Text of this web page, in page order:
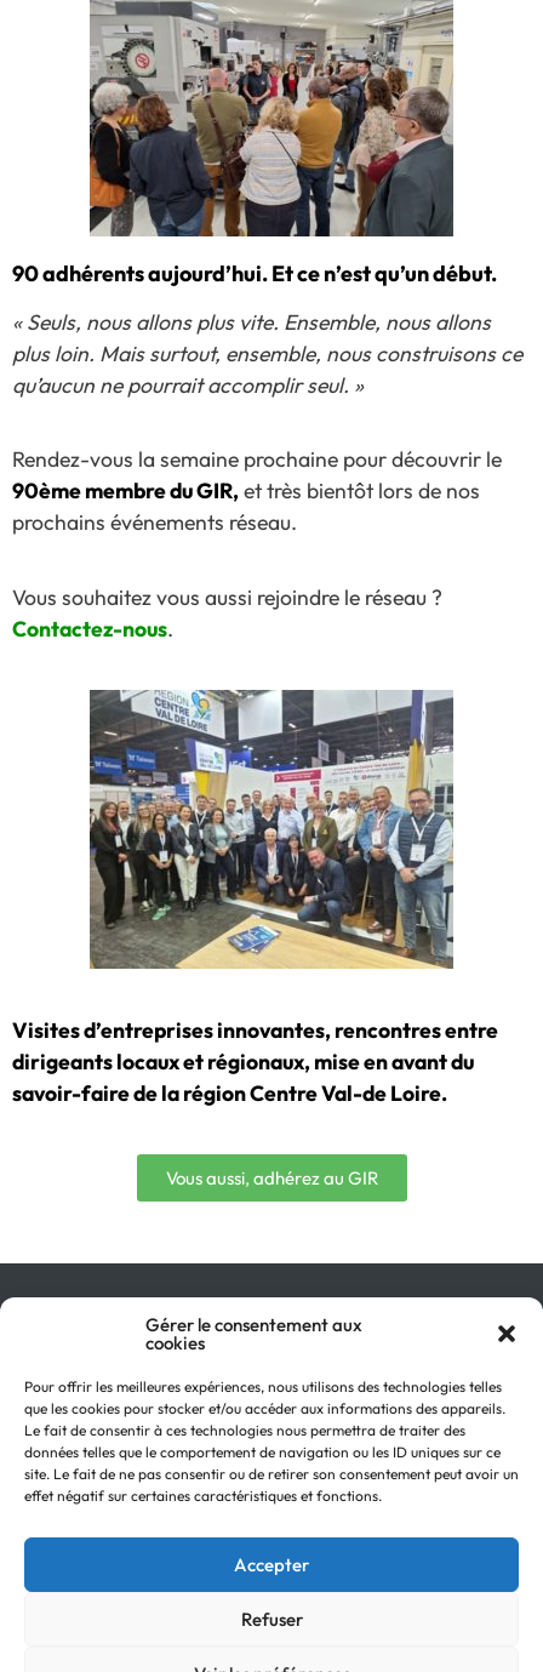
Gérer le consentement aux
cookies
Pour offrir les meilleures expériences, nous utilisons des technologies telles
que les cookies pour stocker et/ou accéder aux informations des appareils.
Le fait de consentir à ces technologies nous permettra de traiter des
données telles que le comportement de navigation ou les ID uniques sur ce
site. Le fait de ne pas consentir ou de retirer son consentement peut avoir un
effet négatif sur certaines caractéristiques et fonctions.
Accepter
Refuser
90 adhérents aujourd’hui. Et ce n’est qu’un début.
« Seuls, nous allons plus vite. Ensemble, nous allons
plus loin. Mais surtout, ensemble, nous construisons ce
qu’aucun ne pourrait accomplir seul. »
Rendez-vous la semaine prochaine pour découvrir le
90ème membre du GIR,et très bientôt lors de nos
prochains événements réseau.
Vous souhaitez vous aussi rejoindre le réseau ?
Contactez-nous.
Visites d’entreprises innovantes, rencontres entre
dirigeants locaux et régionaux, mise en avant du
savoir-faire de la région Centre Val-de Loire.
Vous aussi, adhérez au GIR
Qu’est-ce que le GIR ?
Pourquoi adhérer ?
On parle de nous !
Actualités
Contactez-nous
Recevez notre Newsletter
Recrutements
Politique de confidentialité
Retour en
haut